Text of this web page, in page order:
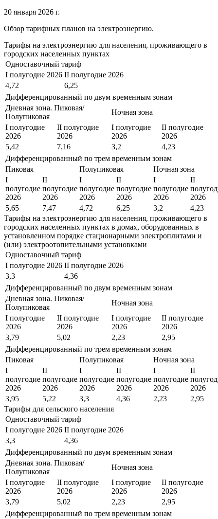
20 января 2026 г.
Обзор тарифных планов на электроэнергию.
Тарифы на электроэнергию для населения, проживающего в
городских населенных пунктах
Одноставочный тариф
I полугодие 2026 II полугодие 2026
4,72
6,25
Дифференцированный по двум временным зонам
Дневная зона. Пиковая/
Полупиковая
Ночная зона
I полугодие
2026
II полугодие
2026
I полугодие
2026
II полугодие
2026
5,42
7,16 3,2
4,23
Дифференцированный по трем временным зонам
Пиковая
Полупиковая
Ночная зона
I
полугодие
2026
II
полугодие
2026
I
полугодие
2026
II
полугодие
2026
I
полугодие
2026
II
2026
5,65
7,47 4,72 6,25 3,2
4,23
Тарифы на электроэнергию для населения, проживающего в
городских населенных пунктах в домах, оборудованных в
установленном порядке стационарными электроплитами и
(или) электроотопительными установками
Одноставочный тариф
I полугодие 2026 II полугодие 2026
3,3
4,36
Дифференцированный по двум временным зонам
Дневная зона. Пиковая/
Полупиковая
Ночная зона
I полугодие
2026
II полугодие
2026
I полугодие
2026
II полугодие
2026
3,79
5,02 2,23
2,95
Дифференцированный по трем временным зонам
Пиковая
Полупиковая
Ночная зона
I
полугодие
2026
II
полугодие
2026
I
полугодие
2026
II
полугодие
2026
I
полугодие
2026
II
2026
3,95
5,22 3,3 4,36 2,23
2,95
Тарифы для сельского населения
Одноставочный тариф
I полугодие 2026 II полугодие 2026
3,3
4,36
Дифференцированный по двум временным зонам
Дневная зона. Пиковая/
Полупиковая
Ночная зона
I полугодие
2026
II полугодие
2026
I полугодие
2026
II полугодие
2026
3,79
5,02 2,23
2,95
Дифференцированный по трем временным зонам